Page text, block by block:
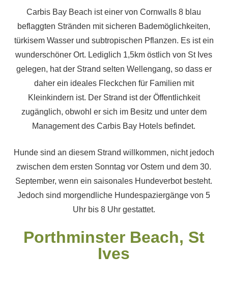
Carbis Bay Beach ist einer von Cornwalls 8 blau
beflaggten Stränden mit sicheren Bademöglichkeiten,
türkisem Wasser und subtropischen Pflanzen. Es ist ein
wunderschöner Ort. Lediglich 1,5km östlich von St Ives
gelegen, hat der Strand selten Wellengang, so dass er
daher ein ideales Fleckchen für Familien mit
Kleinkindern ist. Der Strand ist der Öffentlichkeit
zugänglich, obwohl er sich im Besitz und unter dem
Management des Carbis Bay Hotels befindet.
Hunde sind an diesem Strand willkommen, nicht jedoch
zwischen dem ersten Sonntag vor Ostern und dem 30.
September, wenn ein saisonales Hundeverbot besteht.
Jedoch sind morgendliche Hundespaziergänge von 5
Uhr bis 8 Uhr gestattet.
Porthminster Beach, St
Ives